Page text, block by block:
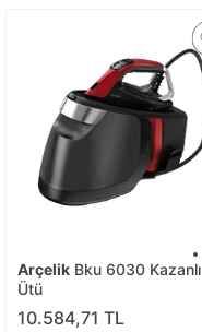
Arçelik Bku 6030 Kazanlı
Ütü
10.584,71 TL